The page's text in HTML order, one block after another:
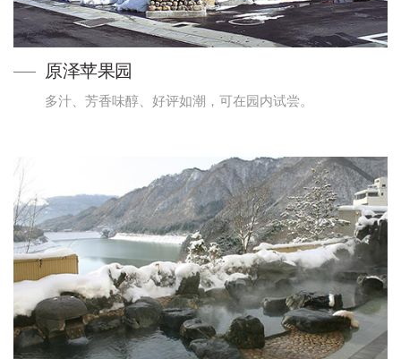
原泽苹果园
多汁、芳香味醇、好评如潮，可在园内试尝。